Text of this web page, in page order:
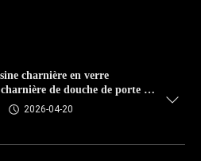
charnière en verre
de douche de porte en
2026-04-20